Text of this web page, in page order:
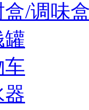
盒/调味
罐
车
器